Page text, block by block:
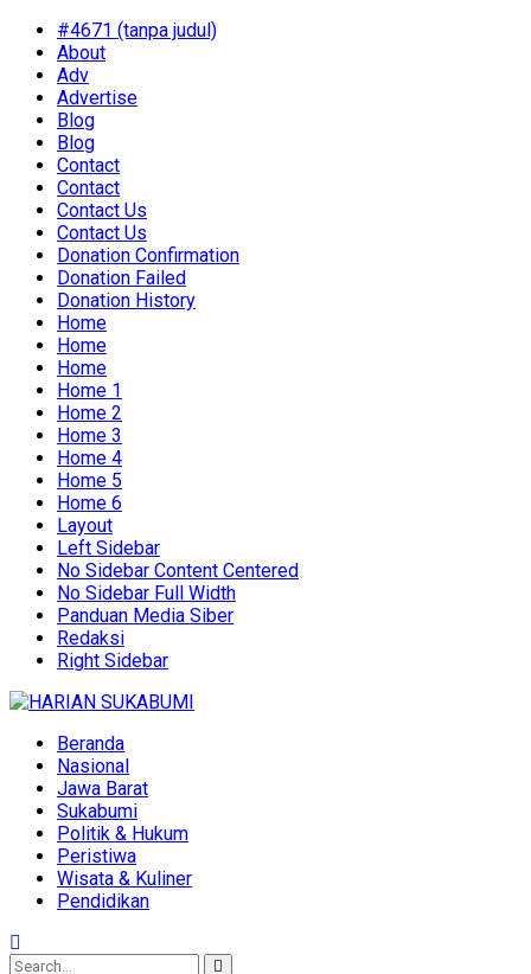
#4671 (tanpa judul)
About
Adv
Advertise
Blog
Blog
Contact
Contact
Contact Us
Contact Us
Donation Confirmation
Donation Failed
Donation History
Home
Home
Home
Home 1
Home 2
Home 3
Home 4
Home 5
Home 6
Layout
Left Sidebar
No Sidebar Content Centered
No Sidebar Full Width
Panduan Media Siber
Redaksi
Right Sidebar
Beranda
Nasional
Jawa Barat
Sukabumi
Politik & Hukum
Peristiwa
Wisata & Kuliner
Pendidikan